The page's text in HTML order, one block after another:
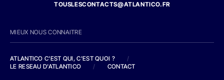
TOUSLESCONTACTS@ATLANTICO.FR
MIEUX NOUS CONNAITRE
ATLANTICO C'EST QUI, C'EST QUOI ?
/
LE RESEAU D'ATLANTICO
/ CONTACT